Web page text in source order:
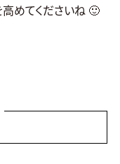
めてくださいね 🙂